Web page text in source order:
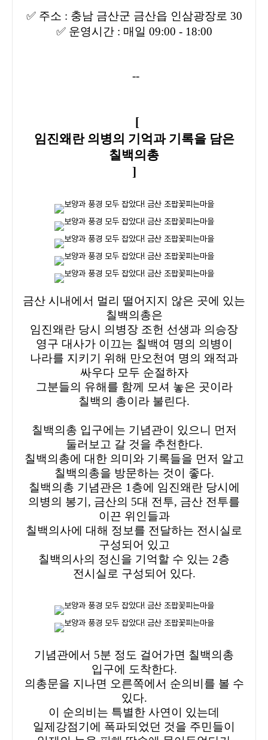
✅ 주소 : 충남 금산군 금산읍 인삼광장로 30
✅ 운영시간 : 매일 09:00 - 18:00
--
[
임진왜란 의병의 기억과 기록을 담은
칠백의총
]
금산 시내에서 멀리 떨어지지 않은 곳에 있는
칠백의총은
임진왜란 당시 의병장 조헌 선생과 의승장
영구 대사가 이끄는 칠백여 명의 의병이
나라를 지키기 위해 만오천여 명의 왜적과
싸우다 모두 순절하자
그분들의 유해를 함께 모셔 놓은 곳이라
칠백의 총이라 불린다.
칠백의총 입구에는 기념관이 있으니 먼저
둘러보고 갈 것을 추천한다.
칠백의총에 대한 의미와 기록들을 먼저 알고
칠백의총을 방문하는 것이 좋다.
칠백의총 기념관은 1층에 임진왜란 당시에
의병의 봉기, 금산의 5대 전투, 금산 전투를
이끈 위인들과
칠백의사에 대해 정보를 전달하는 전시실로
구성되어 있고
칠백의사의 정신을 기억할 수 있는 2층
전시실로 구성되어 있다.
기념관에서 5분 정도 걸어가면 칠백의총
입구에 도착한다.
의총문을 지나면 오른쪽에서 순의비를 볼 수
있다.
이 순의비는 특별한 사연이 있는데
일제강점기에 폭파되었던 것을 주민들이